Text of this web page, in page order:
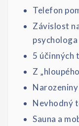
Telefon
Závislost
psychologa
5 účinných
Z
Nevhodný
Sauna a